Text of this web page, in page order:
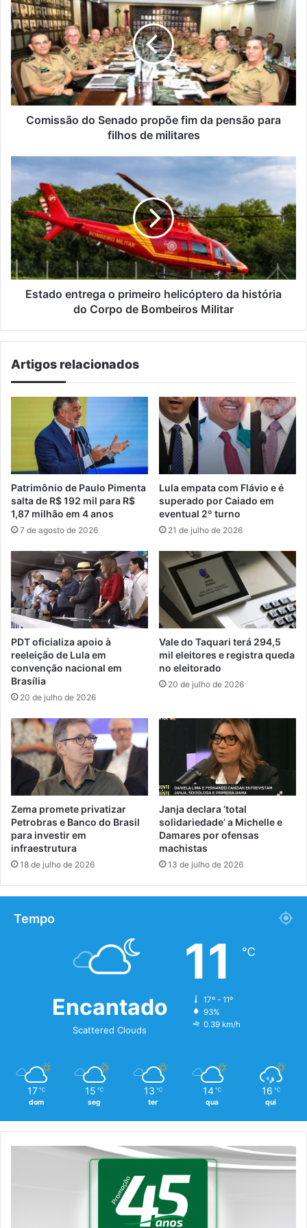
do
Senado
propõe
fim
da
pensão
para
filhos
Comissão do Senado propõe fim da pensão para
filhos de militares
Estado
entrega
primeiro
helicóptero
da
história
do
Corpo
Estado entrega o primeiro helicóptero da história
do Corpo de Bombeiros Militar
Artigos relacionados
Patrimônio de Paulo Pimenta
salta de R$ 192 mil para R$
1,87 milhão em 4 anos
7 de agosto de 2026
Lula empata com Flávio e é
superado por Caiado em
eventual 2º turno
21 de julho de 2026
PDT oficializa apoio à
reeleição de Lula em
convenção nacional em
Brasília
20 de julho de 2026
Vale do Taquari terá 294,5
mil eleitores e registra queda
no eleitorado
20 de julho de 2026
Zema promete privatizar
Petrobras e Banco do Brasil
para investir em
infraestrutura
18 de julho de 2026
Janja declara ‘total
solidariedade’ a Michelle e
Damares por ofensas
machistas
13 de julho de 2026
Tempo
Encantado
Scattered Clouds
11 ℃
17º - 11º
93%
0.39 km/h
17 ℃
dom
15 ℃
seg
13 ℃
ter
14 ℃
qua
16 ℃
qui